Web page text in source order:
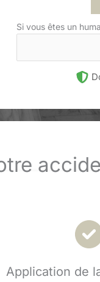
Si vous êtes un
Application de